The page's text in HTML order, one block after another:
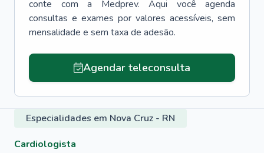
conte com a Medprev. Aqui você agenda
consultas e exames por valores acessíveis, sem
mensalidade e sem taxa de adesão.
Agendar teleconsulta
Especialidades em Nova Cruz - RN
Cardiologista